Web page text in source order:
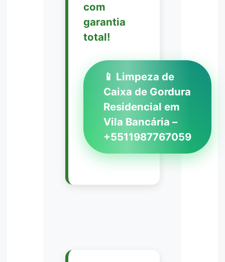
com
garantia
total!
📱 Limpeza de
Caixa de Gordura
Residencial em
Vila Bancária –
+5511987767059